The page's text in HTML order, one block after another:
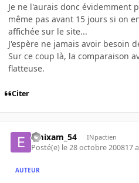
Je ne l'aurais donc évidemment
même pas avant 15 jours si on
affichée sur le site...
J'espère ne jamais avoir besoin
Sur ce coup là, la comparaison
flatteuse.
Citer
emixam_54 INpactien
Posté(e) le 28 octobre 200817 a
AUTEUR